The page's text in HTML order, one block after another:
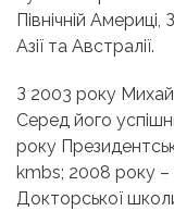
Північній Америці,
Азії та Австралії.
З 2003 року
Серед його
року
kmbs; 2008 року –
Докторської